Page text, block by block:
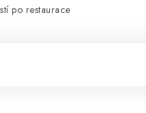
po restaurace